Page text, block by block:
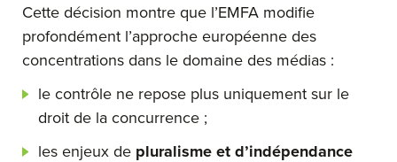
Cette décision montre que l’EMFA modifie
profondément l’approche européenne des
concentrations dans le domaine des médias :
le contrôle ne repose plus uniquement sur le
droit de la concurrence ;
les enjeux de pluralisme et d’indépendance